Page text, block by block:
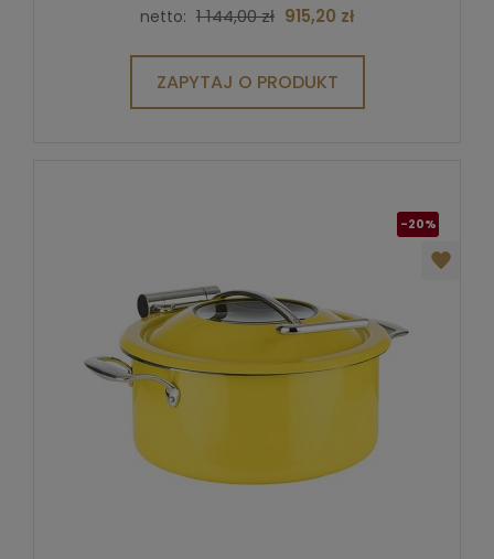
netto: 1 144,00 zł 915,20 zł
ZAPYTAJ O PRODUKT
-20%